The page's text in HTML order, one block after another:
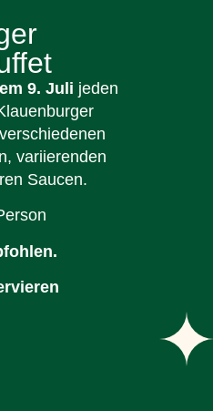
9. Juli jeden
variierenden
Saucen.